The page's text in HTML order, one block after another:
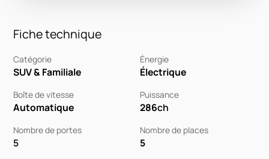
Fiche technique
Catégorie
SUV & Familiale
Énergie
Électrique
Boîte de vitesse
Automatique
Puissance
286ch
Nombre de portes
5
Nombre de places
5